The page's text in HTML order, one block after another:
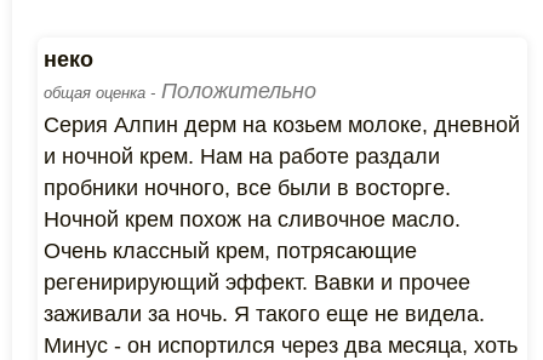
неко
общая оценка - Положительно
Серия Алпин дерм на козьем молоке, дневной
и ночной крем. Нам на работе раздали
пробники ночного, все были в восторге.
Ночной крем похож на сливочное масло.
Очень классный крем, потрясающие
регенирирующий эффект. Вавки и прочее
заживали за ночь. Я такого еще не видела.
Минус - он испортился через два месяца, хоть